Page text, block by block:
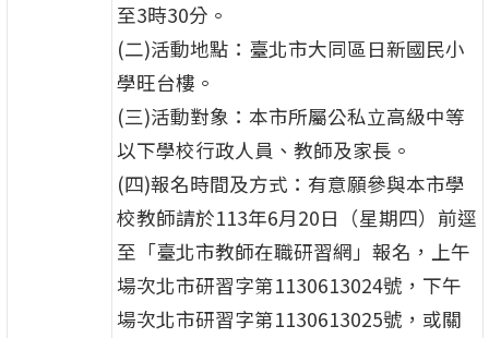
至3時30分。
(二)活動地點：臺北市大同區日新國民小
學旺台樓。
(三)活動對象：本市所屬公私立高級中等
以下學校行政人員、教師及家長。
(四)報名時間及方式：有意願參與本市學
校教師請於113年6月20日（星期四）前逕
至「臺北市教師在職研習網」報名，上午
場次北市研習字第1130613024號，下午
場次北市研習字第1130613025號，或關